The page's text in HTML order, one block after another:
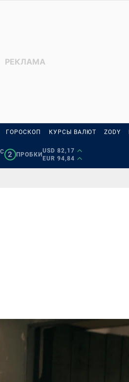
ГОРОСКОП КУРСЫ ВАЛЮТ ZODY
2 ПРОБКИ
USD 82,17
EUR 94,84